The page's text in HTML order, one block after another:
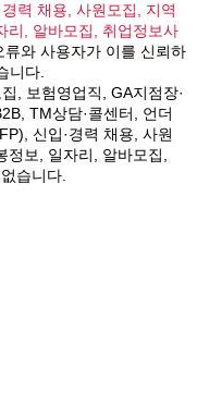
력 채용, 사원모집, 지역
리, 알바모집, 취업정보사
와 사용자가 이를 신뢰하
니다.
, 보험영업직, GA지점장·
TM상담·콜센터, 언더
신입·경력 채용, 사원
정보, 일자리, 알바모집,
습니다.